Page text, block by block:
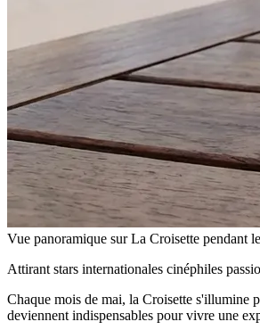
Vue panoramique sur La Croisette pendant
Attirant stars internationales cinéphiles
Chaque mois de mai, la Croisette s'illumine
deviennent indispensables pour vivre une